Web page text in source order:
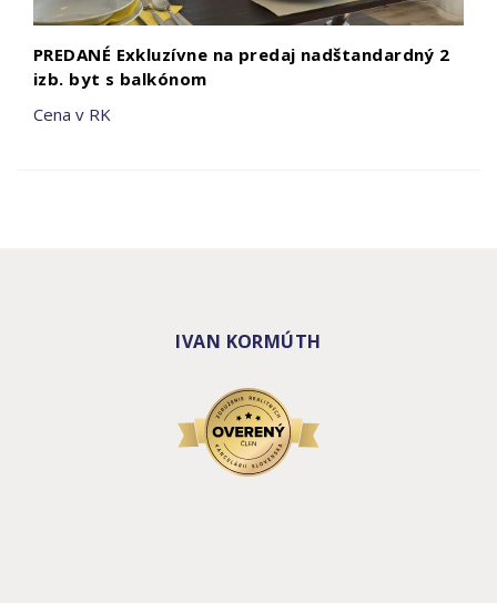
PREDANÉ Exkluzívne na predaj nadštandardný 2
izb. byt s balkónom
Cena v RK
IVAN KORMÚTH